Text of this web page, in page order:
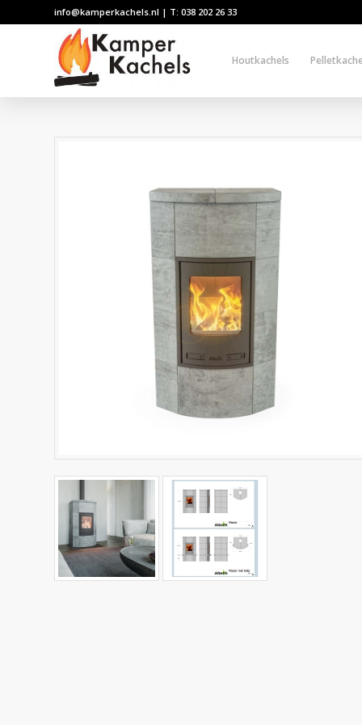
info@kamperkachels.nl | T: 038 202 26 33
Houtkachels